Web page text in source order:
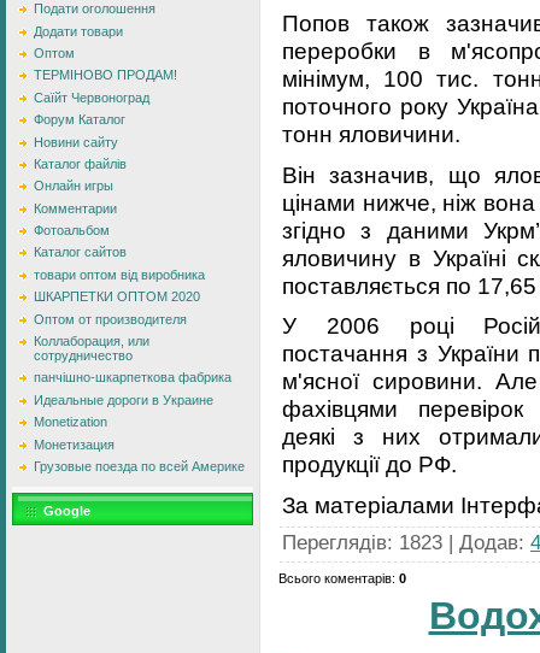
Подати оголошення
Додати товари
Оптом
ТЕРМІНОВО ПРОДАМ!
Саїйт Червоноград
Форум Каталог
Новини сайту
Каталог файлів
Онлайн игры
Комментарии
Фотоальбом
Каталог сайтов
товари оптом від виробника
ШКАРПЕТКИ ОПТОМ 2020
Оптом от производителя
Коллаборация, или
сотрудничество
панчішно-шкарпеткова фабрика
Идеальные дороги в Украине
Monetization
Монетизация
Грузовые поезда по всей Америке
Google
Попов також
переробки в
мінімум, 100 тис.
поточного року
тонн яловичини.
Він зазначив, що
цінами нижче, ніж вона
згідно з даними
яловичину в Україні
поставляється по 17,65
У 2006 році
постачання з України
м'ясної сировини.
фахівцями перевірок
деякі з них
продукції до РФ.
За матерiалами
Переглядів: 1823 | Додав:
Всього коментарів: 0